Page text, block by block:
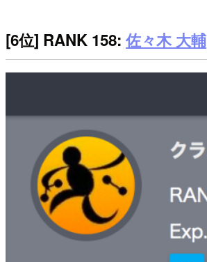
[6位] RANK 158: 佐々木 大輔